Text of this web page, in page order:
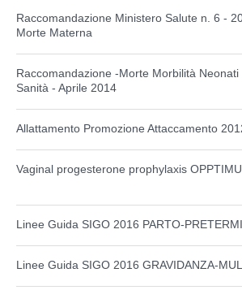
Raccomandazione Ministero Salute n. 6 -
Morte Materna
Raccomandazione -Morte Morbilità
Sanità - Aprile 2014
Allattamento Promozione Attaccamento
Vaginal progesterone prophylaxis
Linee Guida SIGO 2016 PARTO-
Linee Guida SIGO 2016 GRAVIDANZA-